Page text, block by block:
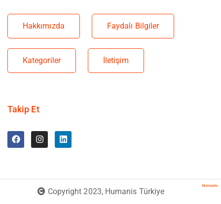
Hakkımızda Faydalı Bilgiler
Kategoriler İletişim
Takip Et
Copyright 2023, Humanis Türkiye